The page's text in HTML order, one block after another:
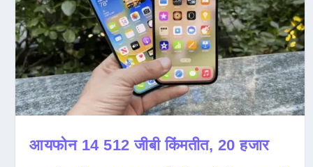
आयफोन 14 512 जीबी किंमतीत, 20 हजार